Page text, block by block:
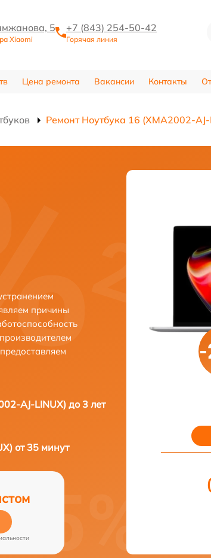
5
Xiaomi
+7 (843) 254-50-42
Горячая линия
Цена ремонта Вакансии Контакты
Ремонт Ноутбука 16 (XMA2002-AJ-
причины
AJ-LINUX) до 3 лет
от 35 минут
-